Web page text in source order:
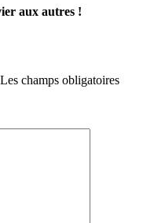
aux autres !
Les champs obligatoires